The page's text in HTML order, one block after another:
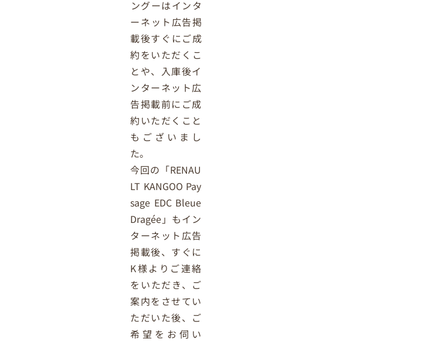
ングーはインタ
ーネット広告掲
載後すぐにご成
約をいただくこ
とや、入庫後イ
ンターネット広
告掲載前にご成
約いただくこと
もございまし
た。
今回の「RENAU
LT KANGOO Pay
sage EDC Bleue
Dragée」もイン
ターネット広告
掲載後、すぐに
K様よりご連絡
をいただき、ご
案内をさせてい
ただいた後、ご
希望をお伺い